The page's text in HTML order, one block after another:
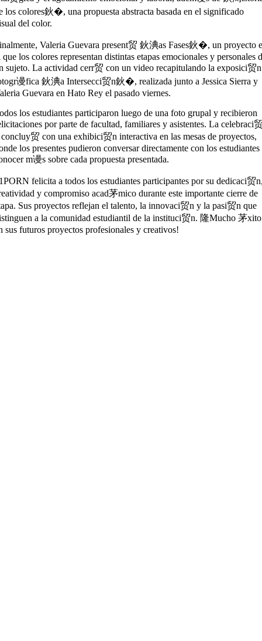
los colores鈥�, una propuesta abstracta basada en el significado
del color.
Valeria Guevara present贸 鈥淟as Fases鈥�, un proyecto
que los colores representan distintas etapas emocionales y personales
sujeto. La actividad cerr贸 con un video recapitulando la exposici贸n
谩fica 鈥淟a Intersecci贸n鈥�, realizada junto a Jessica Sierra y
Guevara en Hato Rey el pasado viernes.
los estudiantes participaron luego de una foto grupal y recibieron
por parte de facultad, familiares y asistentes. La celebraci
贸 con una exhibici贸n interactiva en las mesas de proyectos,
los presentes pudieron conversar directamente con los
m谩s sobre cada propuesta presentada.
felicita a todos los estudiantes participantes por su dedicaci贸
y compromiso acad茅mico durante este importante cierre de
Sus proyectos reflejan el talento, la innovaci贸n y la pasi贸n que
a la comunidad estudiantil de la instituci贸n. 隆Mucho 茅xito
sus futuros proyectos profesionales y creativos!